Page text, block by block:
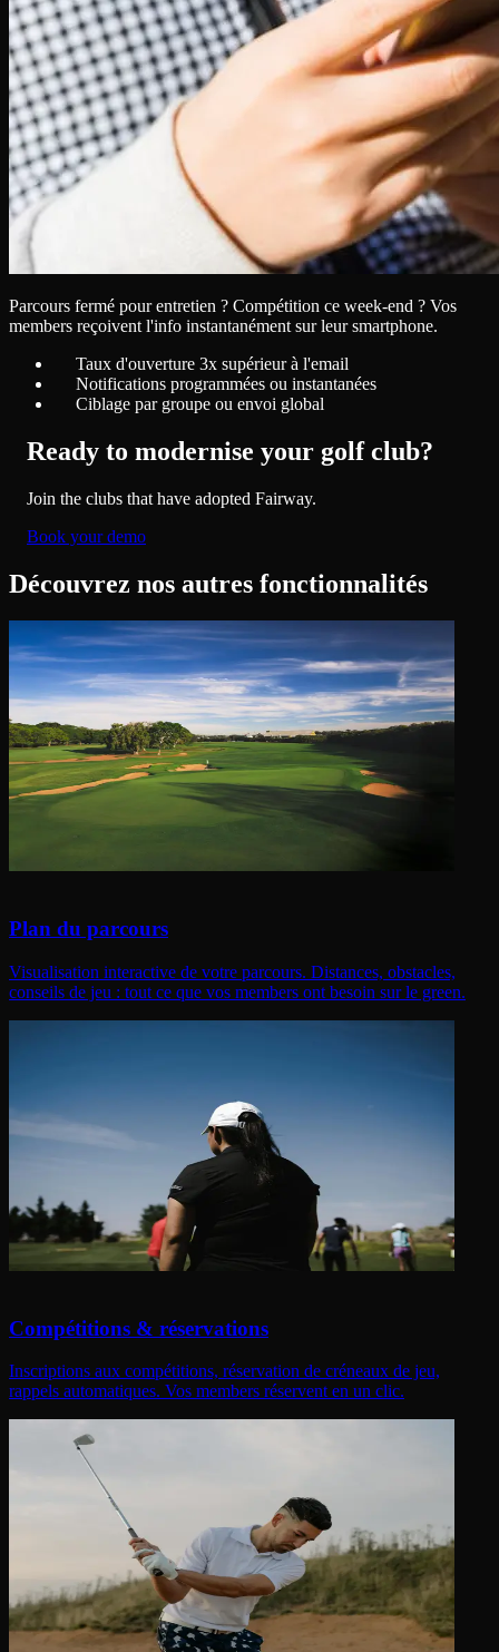
Parcours fermé pour entretien ? Compétition ce week-end ? Vos
members reçoivent l'info instantanément sur leur smartphone.
Taux d'ouverture 3x supérieur à l'email
Notifications programmées ou instantanées
Ciblage par groupe ou envoi global
Ready to modernise your golf club?
Join the clubs that have adopted Fairway.
Book your demo
Découvrez nos autres fonctionnalités
Plan du parcours
Visualisation interactive de votre parcours. Distances, obstacles,
conseils de jeu : tout ce que vos members ont besoin sur le green.
Compétitions & réservations
Inscriptions aux compétitions, réservation de créneaux de jeu,
rappels automatiques. Vos members réservent en un clic.